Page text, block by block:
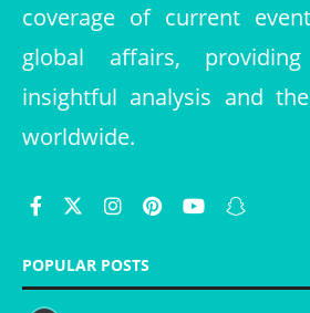
coverage of current
global affairs,
insightful analysis and
worldwide.
POPULAR POSTS